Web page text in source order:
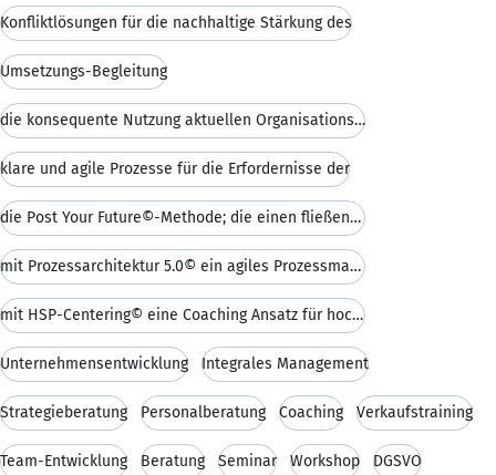
Konfliktlösungen für die nachhaltige Stärkung des
Umsetzungs-Begleitung
die konsequente Nutzung aktuellen Organisationswis
klare und agile Prozesse für die Erfordernisse der
die Post Your Future©-Methode; die einen fließende
mit Prozessarchitektur 5.0© ein agiles Prozessmana
mit HSP-Centering© eine Coaching Ansatz für hochbe
Unternehmensentwicklung Integrales Management
Strategieberatung Personalberatung Coaching Verkaufstraining
Team-Entwicklung Beratung Seminar Workshop DGSVO